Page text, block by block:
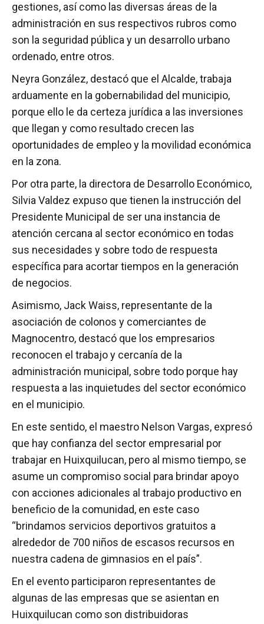
gestiones, así como las diversas áreas de la
administración en sus respectivos rubros como
son la seguridad pública y un desarrollo urbano
ordenado, entre otros.
Neyra González, destacó que el Alcalde, trabaja
arduamente en la gobernabilidad del municipio,
porque ello le da certeza jurídica a las inversiones
que llegan y como resultado crecen las
oportunidades de empleo y la movilidad económica
en la zona.
Por otra parte, la directora de Desarrollo Económico,
Silvia Valdez expuso que tienen la instrucción del
Presidente Municipal de ser una instancia de
atención cercana al sector económico en todas
sus necesidades y sobre todo de respuesta
específica para acortar tiempos en la generación
de negocios.
Asimismo, Jack Waiss, representante de la
asociación de colonos y comerciantes de
Magnocentro, destacó que los empresarios
reconocen el trabajo y cercanía de la
administración municipal, sobre todo porque hay
respuesta a las inquietudes del sector económico
en el municipio.
En este sentido, el maestro Nelson Vargas, expresó
que hay confianza del sector empresarial por
trabajar en Huixquilucan, pero al mismo tiempo, se
asume un compromiso social para brindar apoyo
con acciones adicionales al trabajo productivo en
beneficio de la comunidad, en este caso
“brindamos servicios deportivos gratuitos a
alrededor de 700 niños de escasos recursos en
nuestra cadena de gimnasios en el país”.
En el evento participaron representantes de
algunas de las empresas que se asientan en
Huixquilucan como son distribuidoras